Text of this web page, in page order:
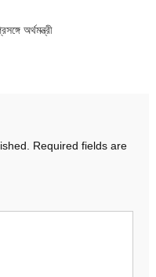
অর্থমন্ত্রী
Required fields are